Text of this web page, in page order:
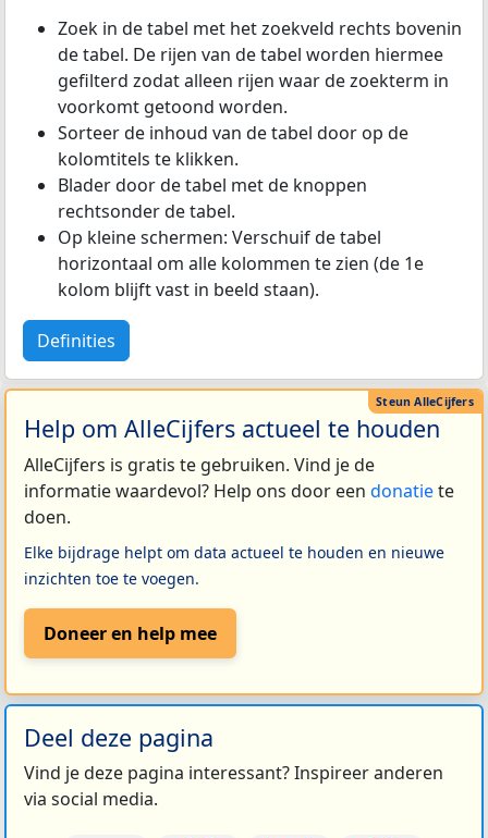
Zoek in de tabel met het zoekveld rechts bovenin
de tabel. De rijen van de tabel worden hiermee
gefilterd zodat alleen rijen waar de zoekterm in
voorkomt getoond worden.
Sorteer de inhoud van de tabel door op de
kolomtitels te klikken.
Blader door de tabel met de knoppen
rechtsonder de tabel.
Op kleine schermen: Verschuif de tabel
horizontaal om alle kolommen te zien (de 1e
kolom blijft vast in beeld staan).
Definities
Help om AlleCijfers actueel te houden
AlleCijfers is gratis te gebruiken. Vind je de
informatie waardevol? Help ons door een donatiete
doen.
Elke bijdrage helpt om data actueel te houden en nieuwe
inzichten toe te voegen.
Doneer en help mee
Deel deze pagina
Vind je deze pagina interessant? Inspireer anderen
via social media.